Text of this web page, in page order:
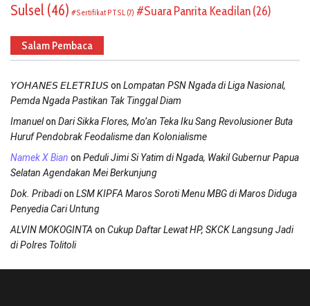
Sulsel (46) Sertifikat PTSL (7) Suara Panrita Keadilan(26)
Salam Pembaca
𝘠𝘖𝘏𝘈𝘕𝘌𝘚 𝘌𝘓𝘌𝘛𝘙𝘐𝘜𝘚on Lompatan PSN Ngada di Liga Nasional,
Pemda Ngada Pastikan Tak Tinggal Diam
Imanuelon Dari Sikka Flores, Mo’an Teka Iku Sang Revolusioner Buta
Huruf Pendobrak Feodalisme dan Kolonialisme
Namek X Bian on Peduli Jimi Si Yatim di Ngada, Wakil Gubernur Papua
Selatan Agendakan Mei Berkunjung
Dok. Pribadion LSM KIPFA Maros Soroti Menu MBG di Maros Diduga
Penyedia Cari Untung
ALVIN MOKOGINTA on Cukup Daftar Lewat HP, SKCK Langsung Jadi
di Polres Tolitoli